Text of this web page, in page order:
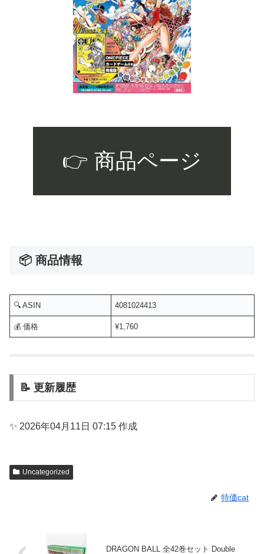
👉 商品ページ
📦 商品情報
🔍 ASIN 4081024413
💰 価格 ¥1,760
📝 更新履歴
✨ 2026年04月11日 07:15 作成
Uncategorized
特価cat
DRAGON BALL 全42巻セット Double